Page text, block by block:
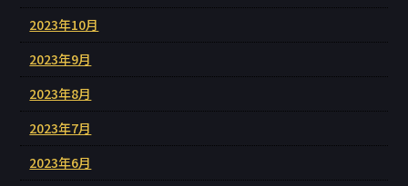
2023年10月
2023年9月
2023年8月
2023年7月
2023年6月